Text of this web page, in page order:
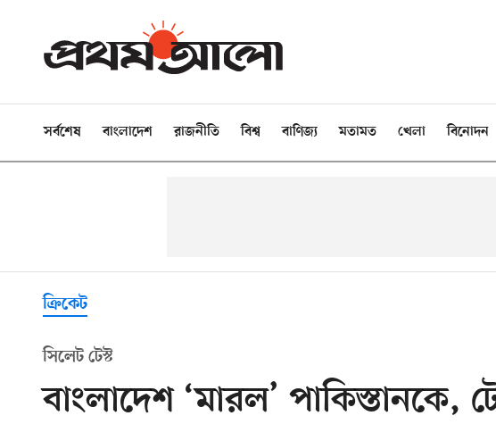
সর্বশেষ বাংলাদেশ রাজনীতি বিশ্ব বাণিজ্য মতামত খেলা বিনোদন
ক্রিকেট
সিলেট টেস্ট
বাংলাদেশ ‘মারল’ পাকিস্তানকে,